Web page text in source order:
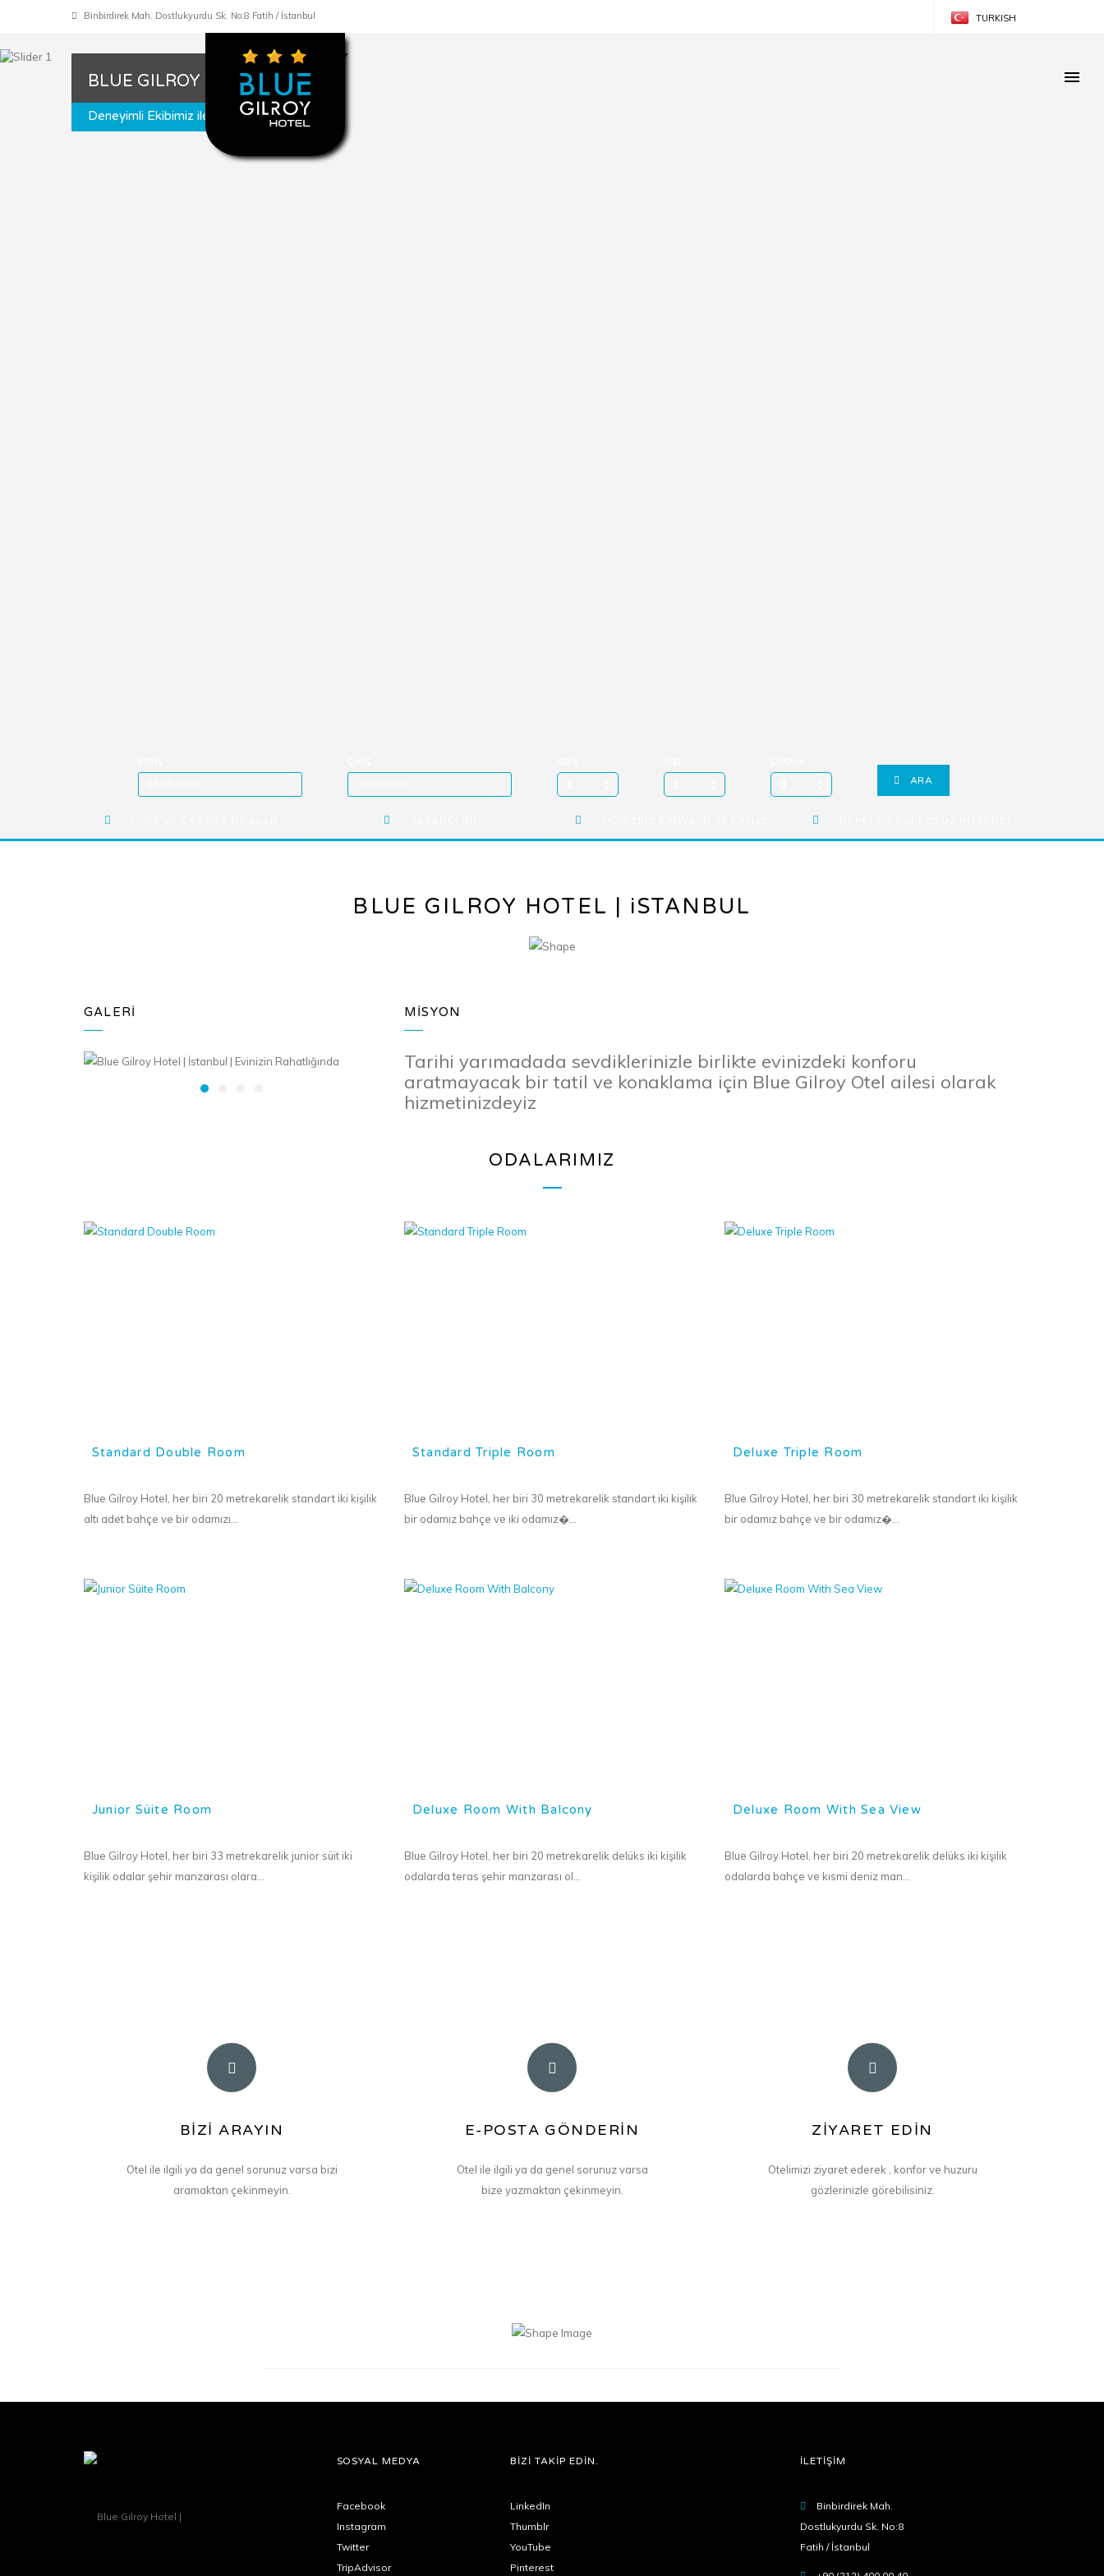
Binbirdirek Mah. Dostlukyurdu Sk. No:8 Fatih / İstanbul TURKISH
BLUE GILROY | İSTANBUL
Deneyimli Ekibimiz ile Hizmetinizdeyiz
ARA
BLUE GILROY HOTEL | iSTANBUL
GALERİ MİSYON
Tarihi yarımadada sevdiklerinizle birlikte evinizdeki konforu
aratmayacak bir tatil ve konaklama için Blue Gilroy Otel ailesi olarak
hizmetinizdeyiz
ODALARIMIZ
Standard Double Room
Blue Gilroy Hotel, her biri 20 metrekarelik standart iki kişilik
altı adet bahçe ve bir odamızı...
Standard Triple Room
Blue Gilroy Hotel, her biri 30 metrekarelik standart iki kişilik
bir odamız bahçe ve iki odamız�...
Deluxe Triple Room
Blue Gilroy Hotel, her biri 30 metrekarelik standart iki kişilik
bir odamız bahçe ve bir odamız�...
Junior Süite Room
Blue Gilroy Hotel, her biri 33 metrekarelik junior süit iki
kişilik odalar şehir manzarası olara...
Deluxe Room With Balcony
Blue Gilroy Hotel, her biri 20 metrekarelik delüks iki kişilik
odalarda teras şehir manzarası ol...
Deluxe Room With Sea View
Blue Gilroy Hotel, her biri 20 metrekarelik delüks iki kişilik
odalarda bahçe ve kısmi deniz man...
BİZİ ARAYIN
Otel ile ilgili ya da genel sorunuz varsa bizi
aramaktan çekinmeyin.
NUMARALARIMIZ
+90 (212) 400 00 40
+90 (212) 400 00 41
E-POSTA GÖNDERİN
Otel ile ilgili ya da genel sorunuz varsa
bize yazmaktan çekinmeyin.
E-MAİL ADRESİMİZ
info@bluegilroyhotel.com
ZİYARET EDİN
Otelimizi ziyaret ederek , konfor ve huzuru
gözlerinizle görebilisiniz.
ADRESİMİZ
Binbirdirek Mah.
Dostlukyurdu Sk. No:8
SOSYAL MEDYA
Facebook
Instagram
Twitter
TripAdvisor
BİZİ TAKİP EDİN.
LinkedIn
Thumblr
YouTube
Pinterest
İLETİŞİM
Binbirdirek Mah.
Dostlukyurdu Sk. No:8
Fatih / İstanbul